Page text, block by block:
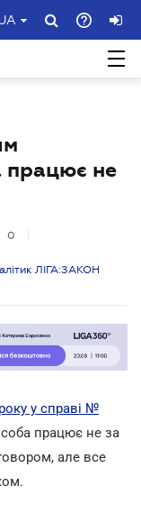
працює не
0
ЛІГА:ЗАКОН
у справі №
працює не за
але все